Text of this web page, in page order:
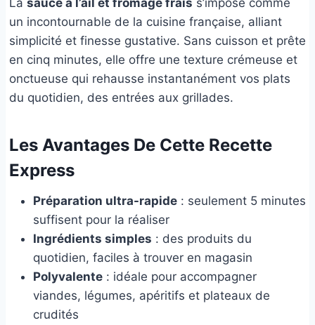
un incontournable de la cuisine française, alliant
simplicité et finesse gustative. Sans cuisson et prête
en cinq minutes, elle offre une texture crémeuse et
onctueuse qui rehausse instantanément vos plats
du quotidien, des entrées aux grillades.
Les Avantages De Cette Recette
Express
Préparation ultra-rapide : seulement 5 minutes
suffisent pour la réaliser
Ingrédients simples : des produits du
quotidien, faciles à trouver en magasin
Polyvalente : idéale pour accompagner
viandes, légumes, apéritifs et plateaux de
crudités